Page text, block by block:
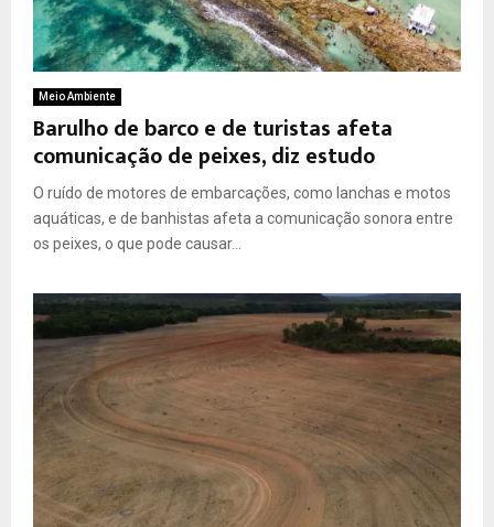
Meio Ambiente
Barulho de barco e de turistas afeta
comunicação de peixes, diz estudo
O ruído de motores de embarcações, como lanchas e motos
aquáticas, e de banhistas afeta a comunicação sonora entre
os peixes, o que pode causar...